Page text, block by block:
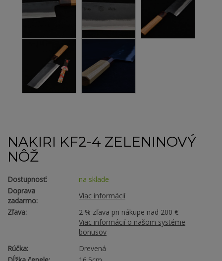
NAKIRI KF2-4 ZELENINOVÝ
NÔŽ
Dostupnosť:
na sklade
Doprava
zadarmo:
Viac informácií
Zľava:
2 % zľava pri nákupe nad 200 €
Viac informácií o našom systéme
bonusov
Rúčka:
Drevená